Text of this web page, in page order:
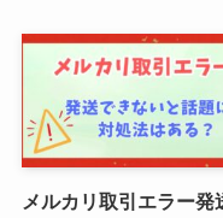
メルカリ取引エラー発